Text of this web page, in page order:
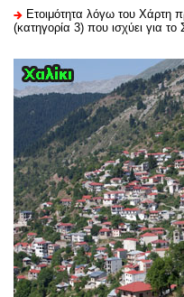
Ετοιμότητα λόγω του Χάρτη
(κατηγορία 3) που ισχύει για